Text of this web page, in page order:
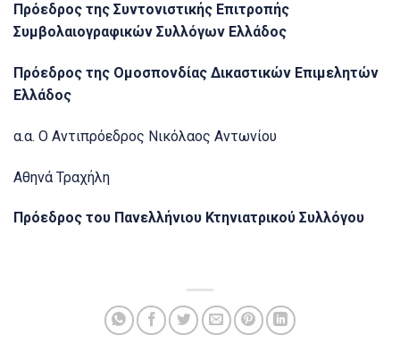
Πρόεδρος της Συντονιστικής Επιτροπής
Συμβολαιογραφικών Συλλόγων Ελλάδος
Πρόεδρος της Ομοσπονδίας Δικαστικών Επιμελητών
Ελλάδος
α.α. Ο Αντιπρόεδρος Νικόλαος Αντωνίου
Αθηνά Τραχήλη
Πρόεδρος του Πανελλήνιου Κτηνιατρικού Συλλόγου